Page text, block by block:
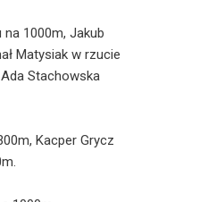
1000m, Jakub
Matysiak w rzucie
Stachowska
Kacper Grycz